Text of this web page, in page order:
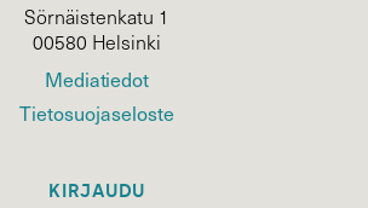
Sörnäistenkatu 1
00580 Helsinki
Mediatiedot
Tietosuojaseloste
KIRJAUDU